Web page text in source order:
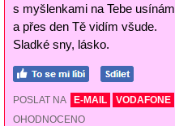
s myšlenkami na Tebe usínám
a přes den Tě vidím všude.
Sladké sny, lásko.
POSLAT NA E-MAIL VODAFONE
OHODNOCENO